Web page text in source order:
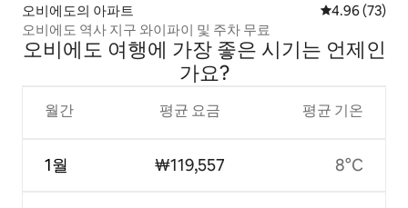
오비에도의 아파트 평점 4.96점(5
4.96 (73)
오비에도 역사 지구 와이파이 및 주차 무료
오비에도 여행에 가장 좋은 시기는 언제인
가요?
월간
1월
평균 요금
₩119,557
평균 기온
8°C